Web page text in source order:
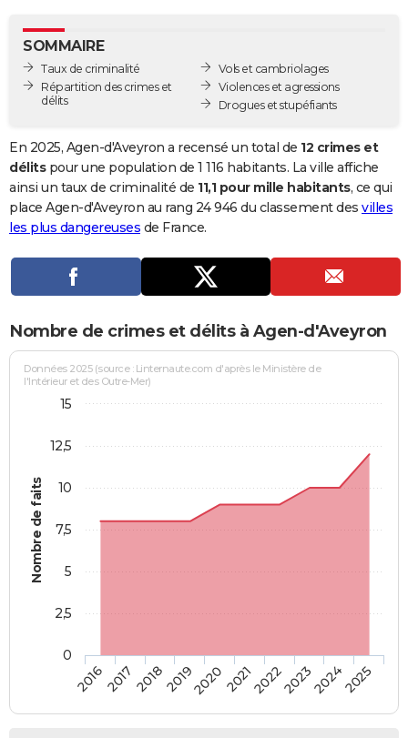
GUIDES D'ACHAT
BONS PLANS
Carte de Noël
Carte Bonne année
Carte Saint-Valentin
Carte Pâques
Carte d'anniversaire
DICTIONNAIRE
Dictionnaire
Biographies
Citations
Expressions
Proverbes
PROGRAMME TV
Se connecter
Entreprises
Service militaire
Avis de recherche
AVIS DE DÉCÈS
Bricolage
Lifestyle
Culture
Sport
Auto
Television
Voyage
Cinema
SOMMAIRE
Taux de criminalité
Répartition des crimes et
délits
Vols et cambriolages
Violences et agressions
Drogues et stupéfiants
En 2025, Agen-d'Aveyron a recensé un total de 12 crimes et
délitspour une population de 1 116 habitants. La ville affiche
ainsi un taux de criminalité de 11,1 pour mille habitants, ce qui
place Agen-d'Aveyron au rang 24 946 du classement des villes
les plus dangereuses de France.
Nombre de crimes et délits à Agen-d'Aveyron
Nombre de faits
Données 2025 (source : Linternaute.com d'après le Ministère de
l'Intérieur et des Outre-Mer)
2016201720182019202020212022202320242025
0
2,5
5
7,5
10
12,5
15